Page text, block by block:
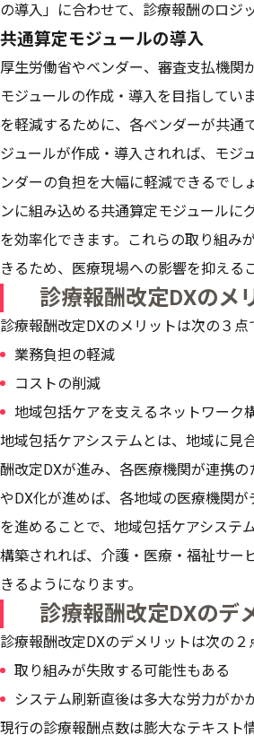
の導入」に合わせて、診療報酬のロジ
共通算定モジュールの導入
厚生労働省やベンダー、審査支払機関
モジュールの作成・導入を目指してい
を軽減するために、各ベンダーが共通
ジュールが作成・導入されれば、モジ
ンダーの負担を大幅に軽減できるで
ンに組み込める共通算定モジュール
を効率化できます。これらの取り組み
きるため、医療現場への影響を抑える
診療報酬改定DXのメ
診療報酬改定DXのメリットは次の３点
業務負担の軽減
コストの削減
地域包括ケアを支えるネットワーク
地域包括ケアシステムとは、地域に見
酬改定DXが進み、各医療機関が連携
やDX化が進めば、各地域の医療機関
を進めることで、地域包括ケアシステ
構築されれば、介護・医療・福祉サー
きるようになります。
診療報酬改定DXのデ
診療報酬改定DXのデメリットは次の２
取り組みが失敗する可能性もある
システム刷新直後は多大な労力がか
現行の診療報酬点数は膨大なテキスト